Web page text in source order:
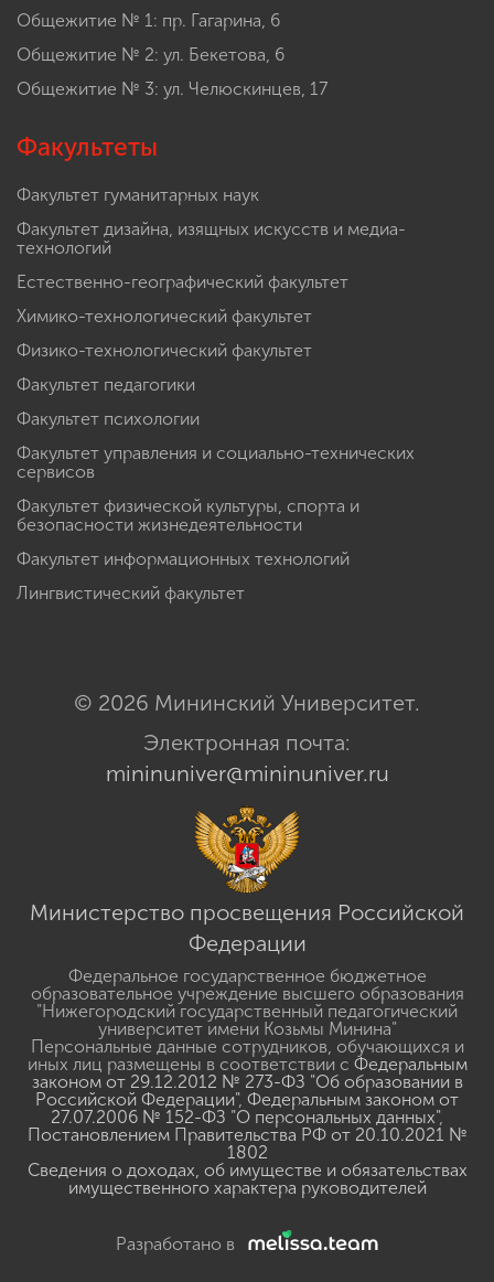
Общежитие № 1: пр. Гагарина, 6
Общежитие № 2: ул. Бекетова, 6
Общежитие № 3: ул. Челюскинцев, 17
Факультеты
Факультет гуманитарных наук
Факультет дизайна, изящных искусств и медиа-
технологий
Естественно-географический факультет
Химико-технологический факультет
Физико-технологический факультет
Факультет педагогики
Факультет психологии
Факультет управления и социально-технических
сервисов
Факультет физической культуры, спорта и
безопасности жизнедеятельности
Факультет информационных технологий
Лингвистический факультет
© 2026 Мининский Университет.
Электронная почта:
mininuniver@mininuniver.ru
Министерство просвещения Российской
Федерации
Федеральное государственное бюджетное
образовательное учреждение высшего образования
"Нижегородский государственный педагогический
университет имени Козьмы Минина"
Персональные данные сотрудников, обучающихся и
иных лиц размещены в соответствии с Федеральным
законом от 29.12.2012 № 273-ФЗ "Об образовании в
Российской Федерации", Федеральным законом от
27.07.2006 № 152-ФЗ "О персональных данных",
Постановлением Правительства РФ от 20.10.2021 №
1802
Сведения о доходах, об имуществе и обязательствах
имущественного характера руководителей
Разработано в